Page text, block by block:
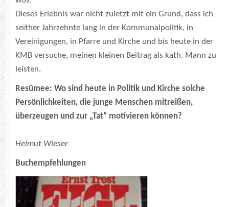
Dieses Erlebnis war nicht zuletzt mit ein Grund, dass ich
seither Jahrzehnte lang in der Kommunalpolitik, in
Vereinigungen, in Pfarre und Kirche und bis heute in der
KMB versuche, meinen kleinen Beitrag als kath. Mann zu
leisten.
Resümee: Wo sind heute in Politik und Kirche solche
Persönlichkeiten, die junge Menschen mitreißen,
überzeugen und zur „Tat“ motivieren können?
Helmut Wieser
Buchempfehlungen